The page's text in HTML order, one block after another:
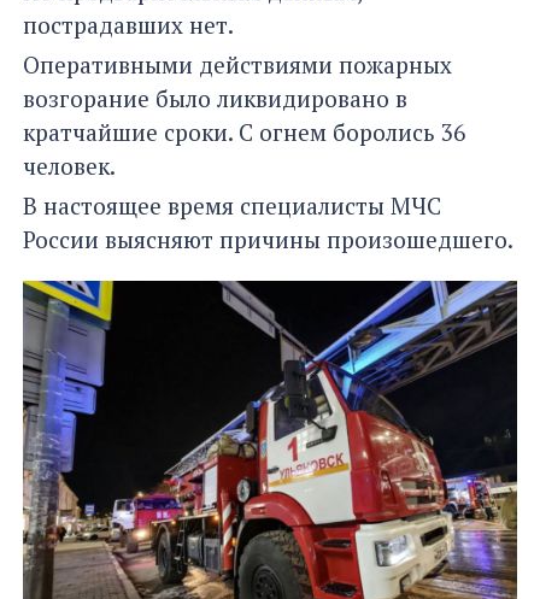
пострадавших нет.
Оперативными действиями пожарных
возгорание было ликвидировано в
кратчайшие сроки. С огнем боролись 36
человек.
В настоящее время специалисты МЧС
России выясняют причины произошедшего.